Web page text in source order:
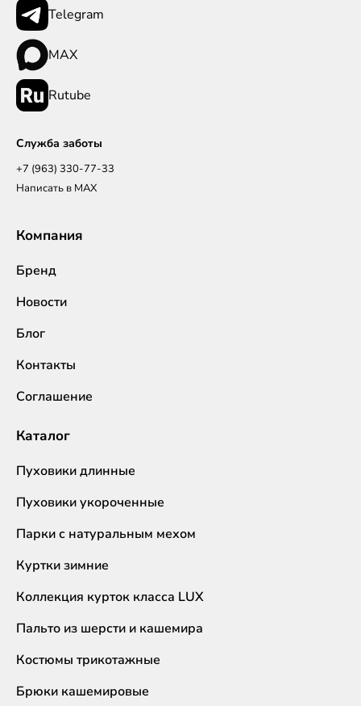
Telegram
MAX
Rutube
Служба заботы
+7 (963) 330-77-33
Написать в MAX
Компания
Бренд
Новости
Блог
Контакты
Соглашение
Каталог
Пуховики длинные
Пуховики укороченные
Парки с натуральным мехом
Куртки зимние
Коллекция курток класса LUX
Пальто из шерсти и кашемира
Костюмы трикотажные
Брюки кашемировые